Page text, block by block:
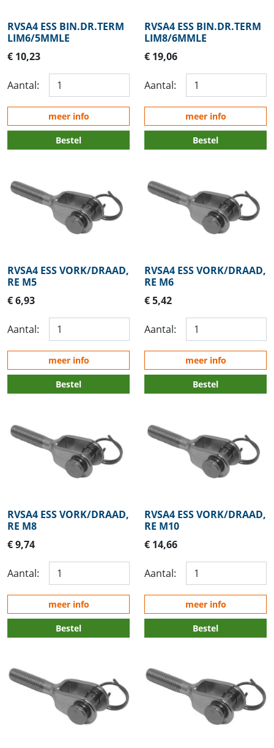
RVSA4 ESS BIN.DR.TERM
LIM6/5MMLE
€ 10,23
Aantal:
meer info
Bestel
RVSA4 ESS BIN.DR.TERM
LIM8/6MMLE
€ 19,06
Aantal:
meer info
Bestel
RVSA4 ESS VORK/DRAAD,
RE M5
€ 6,93
Aantal:
meer info
Bestel
RVSA4 ESS VORK/DRAAD,
RE M6
€ 5,42
Aantal:
meer info
Bestel
RVSA4 ESS VORK/DRAAD,
RE M8
€ 9,74
Aantal:
meer info
Bestel
RVSA4 ESS VORK/DRAAD,
RE M10
€ 14,66
Aantal:
meer info
Bestel